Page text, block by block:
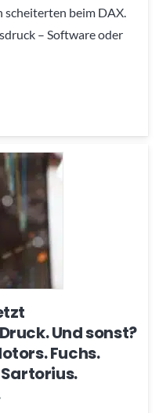
scheiterten beim DAX.
– Software oder
Und sonst?
Fuchs.